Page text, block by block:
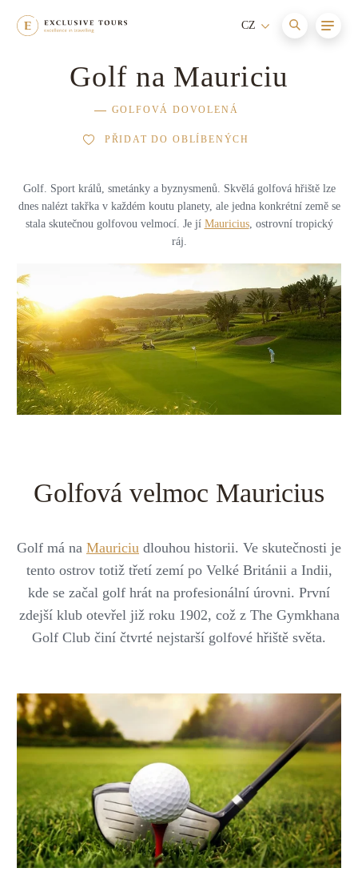
CZ
Golf na Mauriciu
GOLFOVÁ DOVOLENÁ
PŘIDAT DO OBLÍBENÝCH
Golf. Sport králů, smetánky a byznysmenů. Skvělá golfová hřiště lze
dnes nalézt takřka v každém koutu planety, ale jedna konkrétní země se
stala skutečnou golfovou velmocí. Je jí Mauricius, ostrovní tropický
ráj.
Golfová velmoc Mauricius
Golf má na Mauriciu dlouhou historii. Ve skutečnosti je
tento ostrov totiž třetí zemí po Velké Británii a Indii,
kde se začal golf hrát na profesionální úrovni. První
zdejší klub otevřel již roku 1902, což z The Gymkhana
Golf Club činí čtvrté nejstarší golfové hřiště světa.
Afrika
Evropa
Karibik
Severní Amerika
Střední Amerika
Všechny destinace
Cesty s itinerářem Nové
Dovolená s dětmi
Dovolená na horách
Dovolená na jachtě
Private jet
Golfová dovolená
Prodloužený víkend
Privátní vily
Všechny zážitky
Maledivy
Jihoafrická republika
Mauricius
Bhútán
Řecko
Uganda
Botswana